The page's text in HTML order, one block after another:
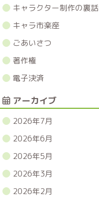
キャラクター制作の裏話
キャラ市楽座
ごあいさつ
著作権
電子決済
アーカイブ
2026年7月
2026年6月
2026年5月
2026年3月
2026年2月